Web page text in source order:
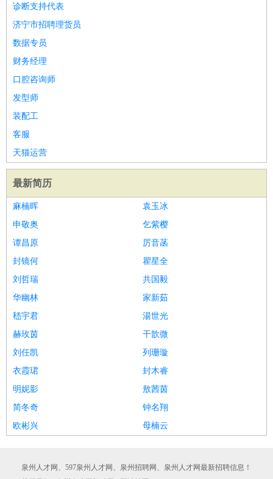
诊断支持代表
济宁市招聘理货员
数据专员
财务经理
口腔咨询师
发型师
装配工
客服
天猫运营
最新简历
麻楠晖
袁玉冰
申敬奥
乞紫樱
谭昌原
厉音菡
封镜何
瞿星全
刘哲瑞
共国毅
华幽林
家新茹
嵇宇君
湯世光
赫玫茵
干歆微
刘任凯
列珊璇
衣霞珺
封木睿
明妮影
敖茜茵
简冬奇
钟名翔
欧彬兴
母楠云
泉州人才网、597泉州人才网、泉州招聘网、泉州人才网最新招聘信息！